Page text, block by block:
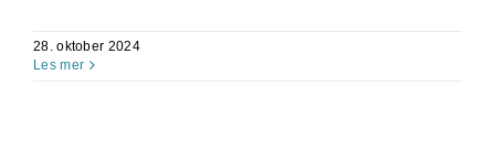
28. oktober 2024
Les mer